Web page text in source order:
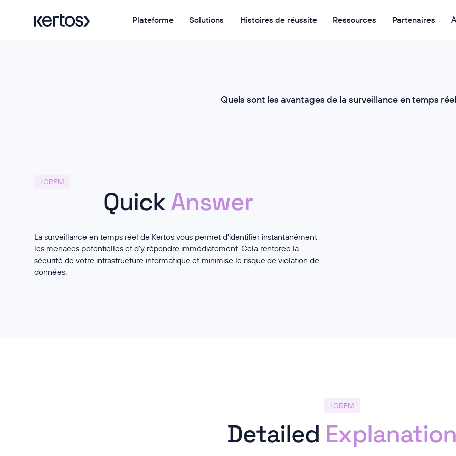
Plateforme Solutions Histoires de réussite Ressources Partenaires
Quels sont les avantages de la surveillance en temps
LOREM
QuickAnswer
La surveillance en temps réel de Kertos vous permet d'identifier instantanément
les menaces potentielles et d'y répondre immédiatement. Cela renforce la
sécurité de votre infrastructure informatique et minimise le risque de violation de
données.
LOREM
Detailed